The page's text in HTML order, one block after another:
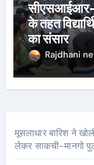
सीएसआईआर-
के तहत
का संसार
Rajdhani
मूसलाधार बारिश ने
लेकर साकची-मानगो